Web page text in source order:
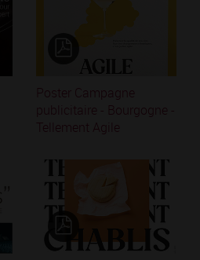
Poster Campagne
publicitaire - Bourgogne -
Tellement Agile